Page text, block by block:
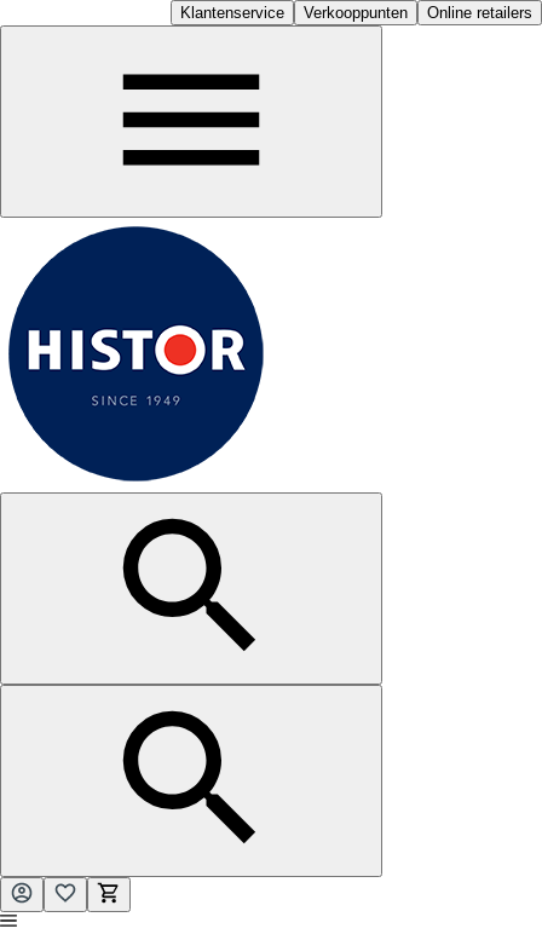
Klantenservice Verkooppunten Online retailers